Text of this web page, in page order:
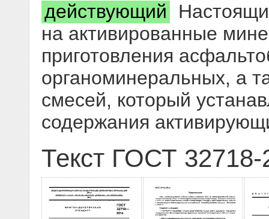
действующий
на активированные
приготовления
органоминеральных, а
смесей, который
содержания
Текст ГОСТ 32718-